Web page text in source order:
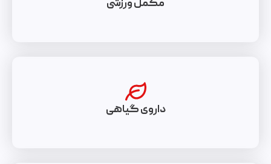
مکمل ورزشی
داروی گیاهی